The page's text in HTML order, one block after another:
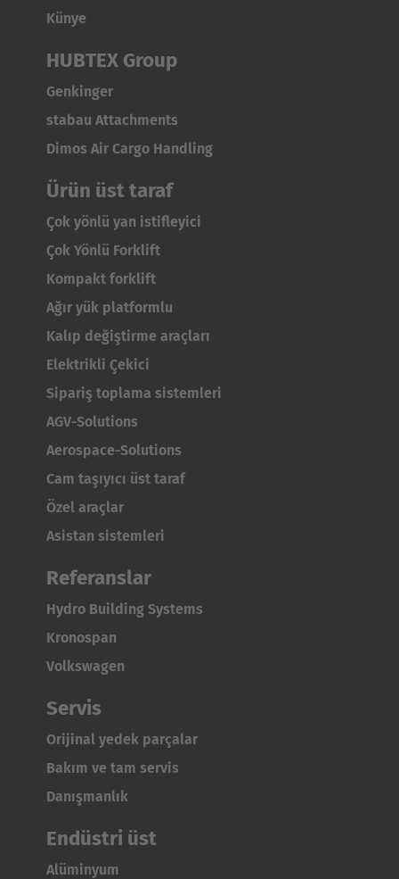
AMERICA
Brasil
United States
ASIA/PACIFIC
Australia
Japanese
Türkiye
Künye
HUBTEX Group
Genkinger
stabau Attachments
Dimos Air Cargo Handling
Ürün üst taraf
Çok yönlü yan istifleyici
Çok Yönlü Forklift
Kompakt forklift
Ağır yük platformlu
Kalıp değiştirme araçları
Elektrikli Çekici
Sipariş toplama sistemleri
AGV-Solutions
Aerospace-Solutions
Cam taşıyıcı üst taraf
Özel araçlar
Asistan sistemleri
Referanslar
Hydro Building Systems
Kronospan
Volkswagen
Servis
Orijinal yedek parçalar
Bakım ve tam servis
Danışmanlık
Endüstri üst
Alüminyum